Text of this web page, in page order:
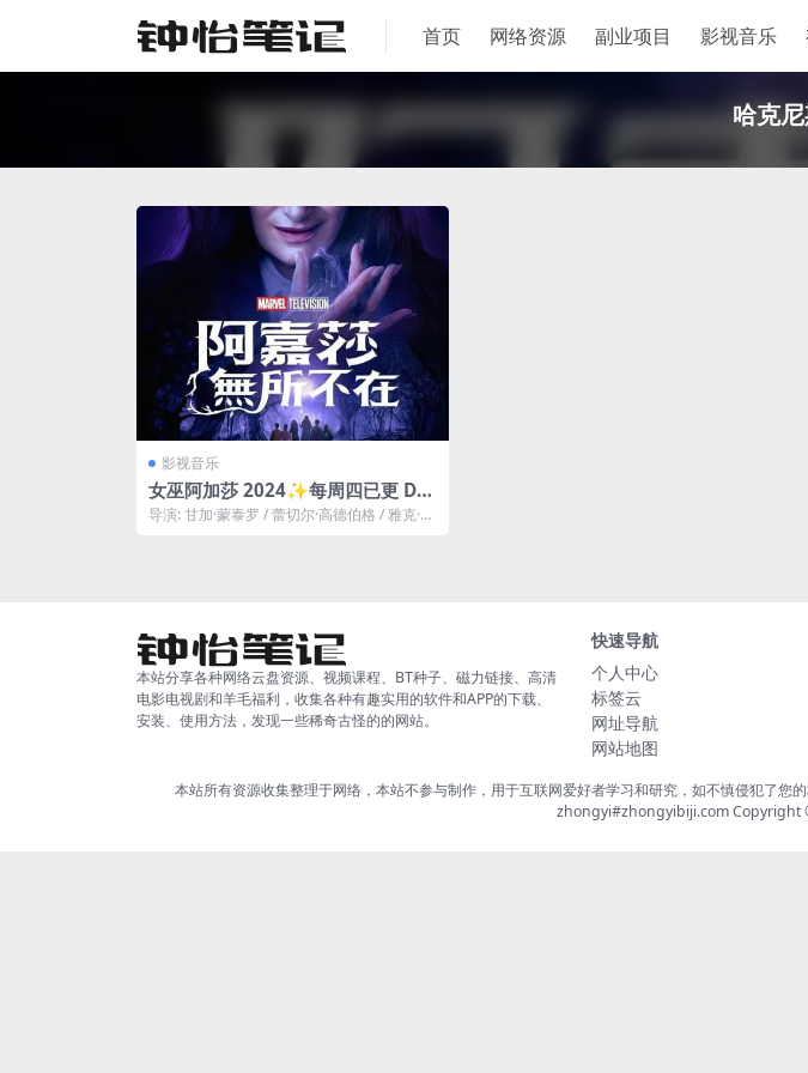
首页 网络资源 副业项目 影视音乐
哈克
影视音乐
女巫阿加莎 2024✨每周四已更 Dis
ney+流 标配中字【4K / HDR / 全景
导演: 甘加·蒙泰罗 / 蕾切尔·高德伯格 / 雅克·舍
本站分享各种网络云盘资源、视频课程、BT种子、磁力链接、高清
电影电视剧和羊毛福利，收集各种有趣实用的软件和APP的下载、
安装、使用方法，发现一些稀奇古怪的的网站。
快速导航
个人中心
标签云
网址导航
网站地图
本站所有资源收集整理于网络，本站不参与制作，用于互联网爱好者学习和研究，如不慎侵犯了
zhongyi#zhongyibiji.com Copyright